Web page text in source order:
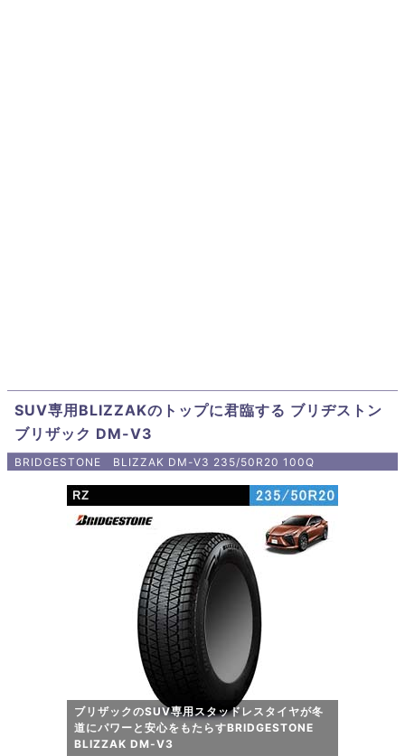
SUV専用BLIZZAKのトップに君臨する ブリヂストン
ブリザック DM-V3
BRIDGESTONE BLIZZAK DM-V3 235/50R20 100Q
ブリザックのSUV専用スタッドレスタイヤが冬
道にパワーと安心をもたらすBRIDGESTONE
BLIZZAK DM-V3